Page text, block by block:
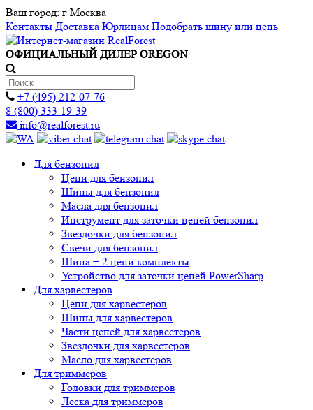
Ваш город: г Москва
Контакты Доставка Юрлицам Подобрать шину или цепь
ОФИЦИАЛЬНЫЙ ДИЛЕР OREGON
+7 (495) 212-07-76
8 (800) 333-19-39
info@realforest.ru
Для бензопил
Цепи для бензопил
Шины для бензопил
Масла для бензопил
Инструмент для заточки цепей бензопил
Звездочки для бензопил
Свечи для бензопил
Шина + 2 цепи комплекты
Устройство для заточки цепей PowerSharp
Для харвестеров
Цепи для харвестеров
Шины для харвестеров
Части цепей для харвестеров
Звездочки для харвестеров
Масло для харвестеров
Для триммеров
Головки для триммеров
Леска для триммеров